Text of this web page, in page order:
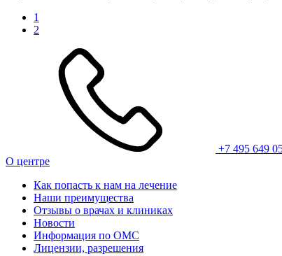
1
2
+7 495 649
О центре
Как попасть к нам на лечение
Наши преимущества
Отзывы о врачах и клиниках
Новости
Информация по ОМС
Лицензии, разрешения